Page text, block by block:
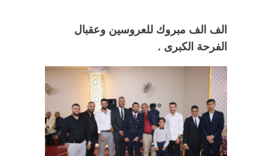
الف الف مبروك للعروسين وعقبال
الفرحة الكبرى .